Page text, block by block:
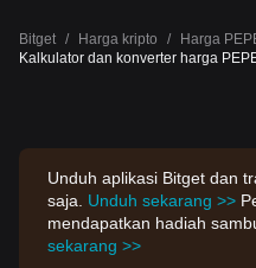
Bitget / Harga kripto / Harga
Kalkulator dan konverter harga
Unduh aplikasi Bitget dan
saja. Unduh sekarang >>
mendapatkan hadiah
sekarang >>